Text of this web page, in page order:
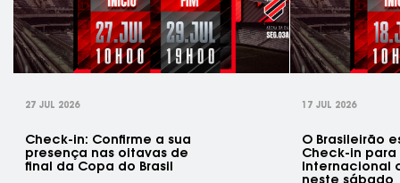
27 JUL 2026
Check-in: Confirme a sua
presença nas oitavas de
final da Copa do Brasil
17 JUL 2026
O Brasileirão
Check-in
Internacional